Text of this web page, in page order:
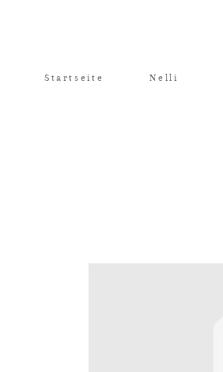
Startseite Nelli